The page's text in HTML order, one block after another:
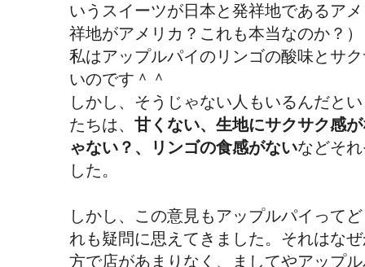
いうスイーツが日本と発祥地であるア
祥地がアメリカ？これも本当なのか？）
私はアップルパイのリンゴの酸味とサ
いのです＾＾
しかし、そうじゃない人もいるんだと
たちは、 甘くない、生地にサクサク感
ゃない？、リンゴの食感がないなどそ
した。
しかし、この意見もアップルパイって
れも疑問に思えてきました。それはな
方で店があまりなく、ましてやアップ